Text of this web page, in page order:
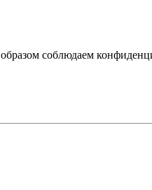
соблюдаем